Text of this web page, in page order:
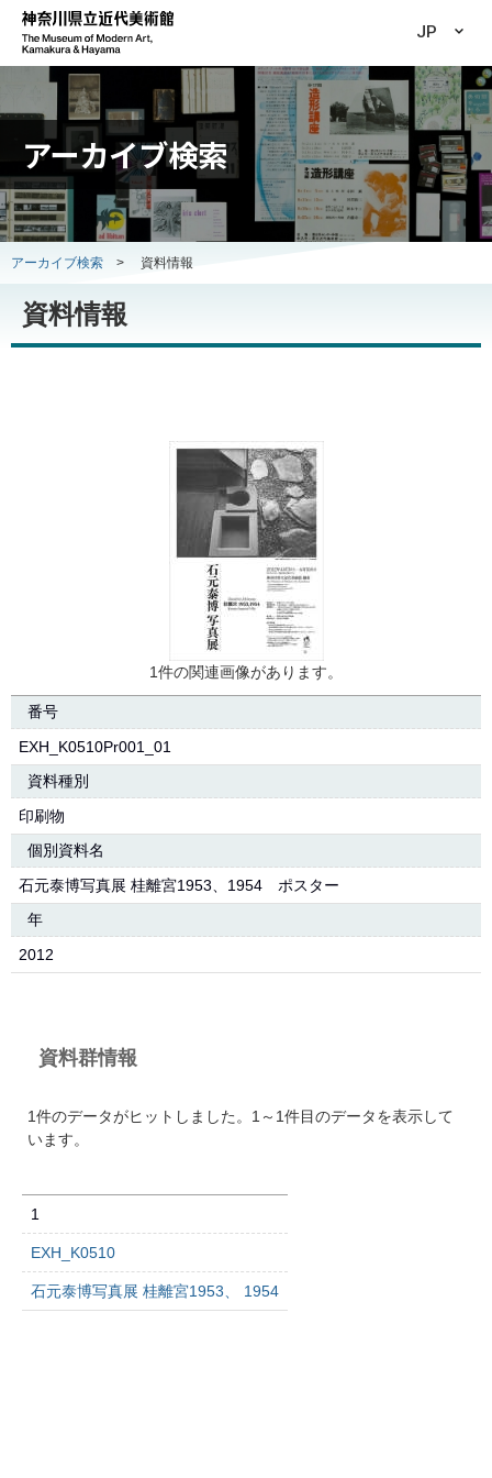
JP
アーカイブ検索
アーカイブ検索 > 資料情報
資料情報
1件の関連画像があります。
番号
EXH_K0510Pr001_01
資料種別
印刷物
個別資料名
石元泰博写真展 桂離宮1953、1954 ポスター
年
2012
資料群情報
1件のデータがヒットしました。1～1件目のデータを表示して
います。
1
EXH_K0510
石元泰博写真展 桂離宮1953、 1954